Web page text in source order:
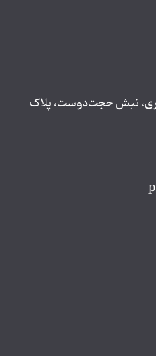
نبش حجت‌دوست، پلاک